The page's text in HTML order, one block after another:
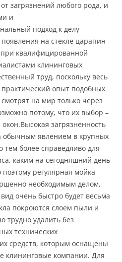
загрязнений любого рода, и
и
подход к делу
на стекле царапин
квалифицированной
клининговых
труд, поскольку весь
опыт подобных
на мир только через
потому, что их выбор –
загрязненность
обычным явлением в крупных
тем более справедливо для
каким на сегодняшний день
регулярная мойка
необходимым делом,
очень быстро будет весьма
покроются слоем пыли и
трудно удалить без
технических
средств, которым оснащены
клининговые компании. Для